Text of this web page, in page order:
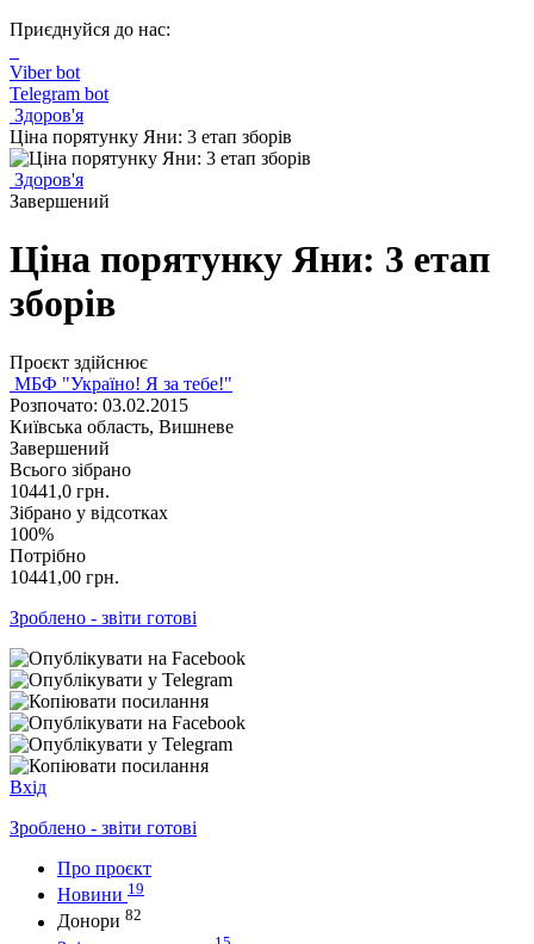
Приєднуйся до нас:
Viber bot
Telegram bot
Здоров'я
Ціна порятунку Яни: 3 етап зборів
Здоров'я
Завершений
Ціна порятунку Яни: 3 етап
зборів
Проєкт здійснює
МБФ "Україно! Я за тебе!"
Розпочато: 03.02.2015
Київська область, Вишневе
Завершений
Всього зібрано
10441,0 грн.
Зібрано у відсотках
100%
Потрібно
10441,00 грн.
Зроблено - звіти готові
Вхід
Зроблено - звіти готові
Про проєкт
Новини 19
Донори 82